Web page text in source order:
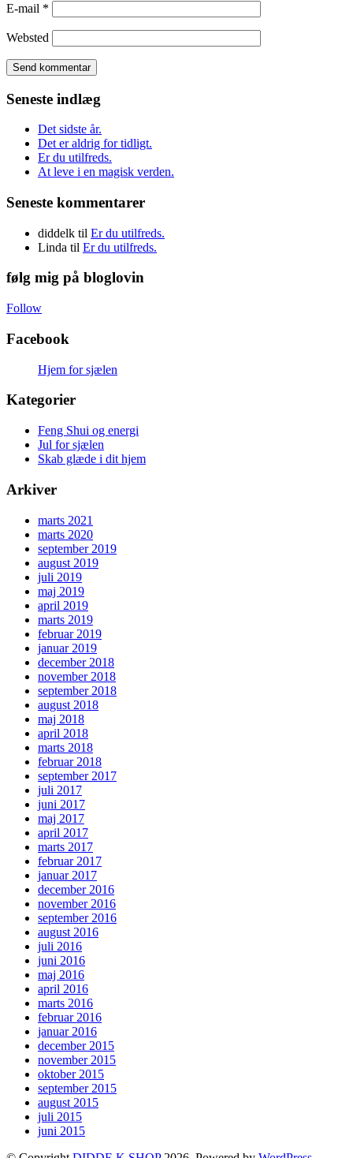
E-mail *
Websted
Seneste indlæg
Det sidste år.
Det er aldrig for tidligt.
Er du utilfreds.
At leve i en magisk verden.
Seneste kommentarer
diddelk til Er du utilfreds.
Linda til Er du utilfreds.
følg mig på bloglovin
Follow
Facebook
Hjem for sjælen
Kategorier
Feng Shui og energi
Jul for sjælen
Skab glæde i dit hjem
Arkiver
marts 2021
marts 2020
september 2019
august 2019
juli 2019
maj 2019
april 2019
marts 2019
februar 2019
januar 2019
december 2018
november 2018
september 2018
august 2018
maj 2018
april 2018
marts 2018
februar 2018
september 2017
juli 2017
juni 2017
maj 2017
april 2017
marts 2017
februar 2017
januar 2017
december 2016
november 2016
september 2016
august 2016
juli 2016
juni 2016
maj 2016
april 2016
marts 2016
februar 2016
januar 2016
december 2015
november 2015
oktober 2015
september 2015
august 2015
juli 2015
juni 2015